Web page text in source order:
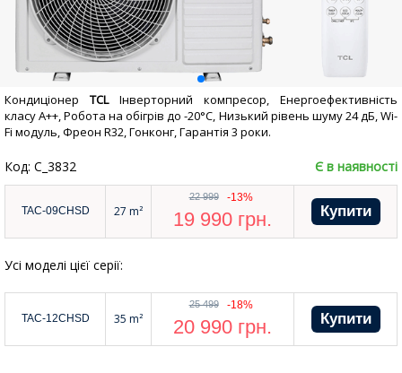
Кондиціонер TCLІнверторний компресор, Енергоефективність
класу А++, Робота на обігрів до -20°С, Низький рівень шуму 24 дБ, Wi-
Fi модуль, Фреон R32, Гонконг, Гарантія 3 роки.
Код: C_3832 Є в наявності
TAC-09CHSD 27 m²
22 999 -13%
19 990 грн.
Усі моделі цієї серії:
TAC-12CHSD 35 m²
25 499 -18%
20 990 грн.